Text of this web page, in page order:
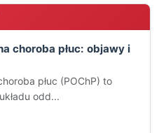
choroba płuc: objawy i
płuc (POChP) to
odd...